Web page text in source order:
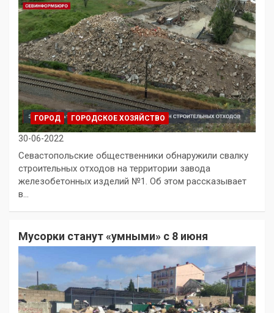
ГОРОД ГОРОДСКОЕ ХОЗЯЙСТВО
30-06-2022
Севастопольские общественники обнаружили свалку
строительных отходов на территории завода
железобетонных изделий №1. Об этом рассказывает
в…
Мусорки станут «умными» с 8 июня